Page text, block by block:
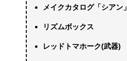
メイクカタログ「シアン」
リズムボックス
レッドトマホーク(武器)